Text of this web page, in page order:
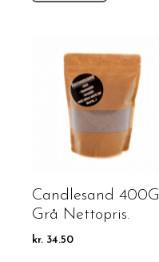
Candlesand 400G
Grå Nettopris.
kr. 34.50